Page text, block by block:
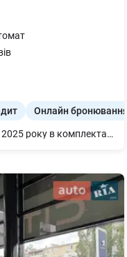
Онлайн
Сімейний кросовер Citroen C5 Aircross 2025 року в комплектації Feel із високоефективним турбодизелем 1.5 BlueHDi AT (130 к.с.) S&S — це залізобетонний синонім абсолютного затишку, далекобійної витривалості та французького шарму, який пропонує унікальну цінність «круїзного лайнера» для щоденних поїздок за надзвичайно розумні гроші. Головна перевага цієї модифікації полягає в її еталонній технічній базі: наднадійний 1,5-літровий чотирициліндровий дизельний двигун серії BlueHDi із системою Stop&Start видає соковитий крутний момент у 300 Нм уже на низьких обертах і працює в ідеальному тандемі з класичним японським 8-ступінчастим гідротрансформаторним автоматом Aisin (EAT8). Цей союз забезпечує дивовижну плавність перемикань, чудову тягу за будь-якого навантаження та феноменальну паливну економічність на рівні 5,3–5,5 літра у змішаному циклі, дозволяючи долати близько 1000 км на одному баку. Фірмова підвіска Progressive Hydraulic Cushions («килим-літак») філігранно ізолює салон від будь-яких дорожніх дефектів, а сидіння другого покоління Advanced Comfort з особливим наповнювачем мінімізують втому у тривалих подорожах. Оптимальне виконання Feel пропонує збалансований «золотий стандарт» технологій та безпеки без переплат, включаючи цифровий 12,3-дюймовий кластер приладів, 8-дюймовий сенсорний екран мультимедіа з бездротовою підтримкою Apple CarPlay та Android Auto, двозонний клімат-контроль, камеру заднього огляду з парктроніками, 18-дюймові легкосплавні диски Pulsar та пакет систем безпеки (автоматичне гальмування, утримання в смузі та розпізнавання знаків). Інвестуючи в Citroen C5 Aircross 2025 з великим багажником на 580 літрів та офіційною гарантією, ви купуєте один із найкомфортніших та найекономічніших сімейних SUV на ринку України, який завдяки високій ліквідності дизельних версій гарантує вам чудову залишкову вартість на вторинному ринку.